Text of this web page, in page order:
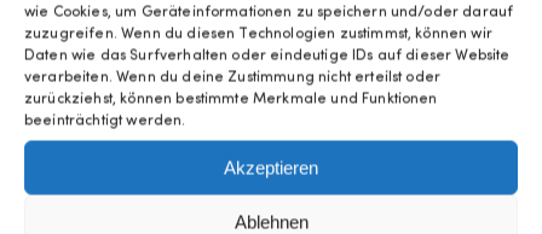
wie Cookies, um Geräteinformationen zu speichern und/oder darauf
zuzugreifen. Wenn du diesen Technologien zustimmst, können wir
Daten wie das Surfverhalten oder eindeutige IDs auf dieser Website
verarbeiten. Wenn du deine Zustimmung nicht erteilst oder
zurückziehst, können bestimmte Merkmale und Funktionen
beeinträchtigt werden.
Akzeptieren
Ablehnen
Er fährt mit seinem Boot aufs Meer
hinaus und rettet Menschen in Seenot.
Begleitet wird die Geschichte von
waschechter Seefahrtsmusik. Was die
große Seeschlange mit all dem zu tun